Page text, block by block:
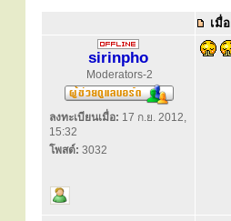
เมื่
sirinpho
Moderators-2
ลงทะเบียนเมื่อ: 17 ก.ย. 2012,
15:32
โพสต์: 3032